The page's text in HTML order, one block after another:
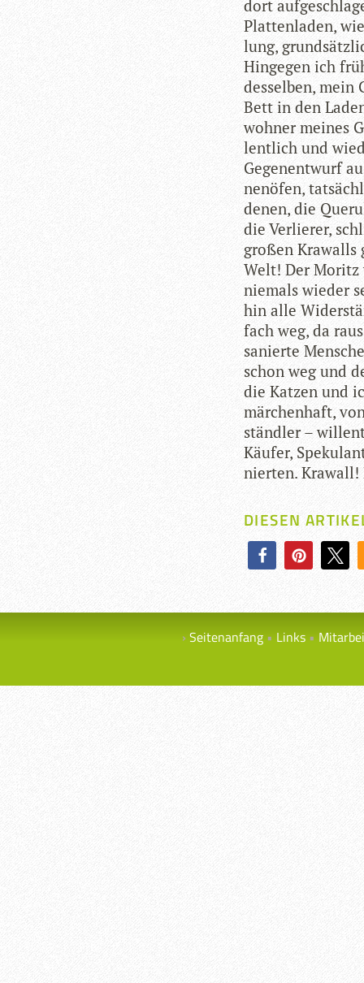
dort
Plat­ten­la­den,
lung,
Hin­ge­gen ich
des­sel­ben, mein
Bett in den
woh­ner mei­nes
lent­lich und
Gegen­ent­wurf
nen­öfen,
de­nen, die
die Ver­lie­rer,
gro­ßen Kra­walls
Welt! Der Moritz
nie­mals wie­der
hin alle
fach weg, da
sanierte
schon weg und
die Kat­zen und
mär­chen­haft,
ständ­ler –
Käu­fer,
nier­ten.
DIESEN
Seitenanfang Links